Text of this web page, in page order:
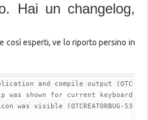
Hai un changelog,
così esperti, ve lo riporto persino in
and compile output
shown for current keyboard
was visible (QTCREATORBUG-5345)